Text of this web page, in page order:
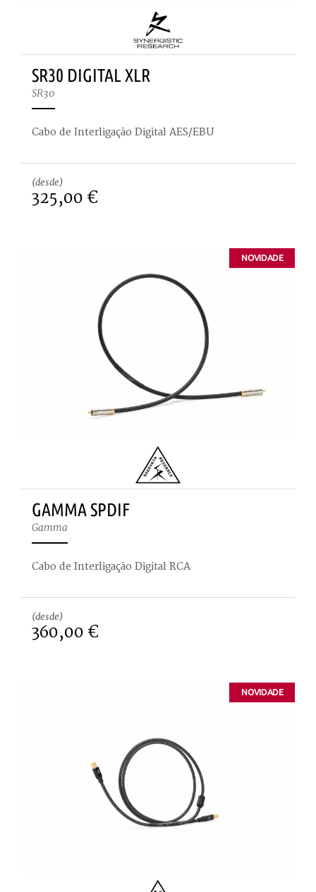
SR30 DIGITAL XLR
SR30
Cabo de Interligação Digital AES/EBU
(desde)
325,00 €
NOVIDADE
GAMMA SPDIF
Gamma
Cabo de Interligação Digital RCA
(desde)
360,00 €
NOVIDADE